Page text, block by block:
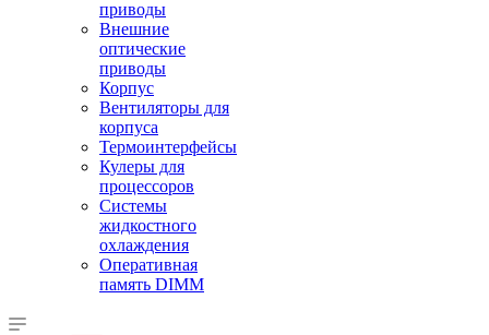
приводы
Внешние
оптические
приводы
Корпус
Вентиляторы для
корпуса
Термоинтерфейсы
Кулеры для
процессоров
Системы
жидкостного
охлаждения
Оперативная
память DIMM